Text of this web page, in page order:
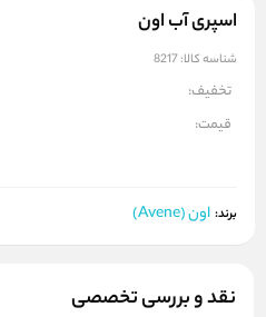
اسپری آب اون
شناسه کالا: 8217
تخفیف:
قیمت:
برند: اون (Avene)
نقد و بررسی تخصصی